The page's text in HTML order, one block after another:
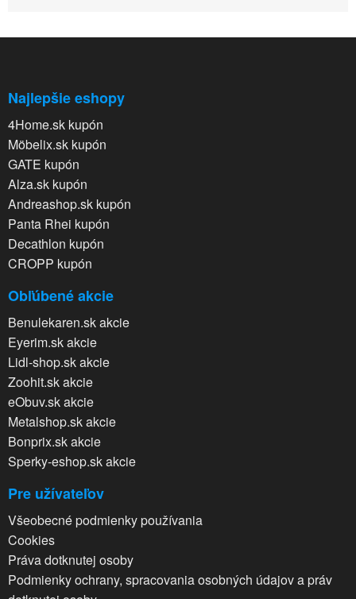
Najlepšie eshopy
4Home.sk kupón
Möbelix.sk kupón
GATE kupón
Alza.sk kupón
Andreashop.sk kupón
Panta Rhei kupón
Decathlon kupón
CROPP kupón
Obľúbené akcie
Benulekaren.sk akcie
Eyerim.sk akcie
Lidl-shop.sk akcie
Zoohit.sk akcie
eObuv.sk akcie
Metalshop.sk akcie
Bonprix.sk akcie
Sperky-eshop.sk akcie
Pre užívateľov
Všeobecné podmienky používania
Cookies
Práva dotknutej osoby
Podmienky ochrany, spracovania osobných údajov a práv